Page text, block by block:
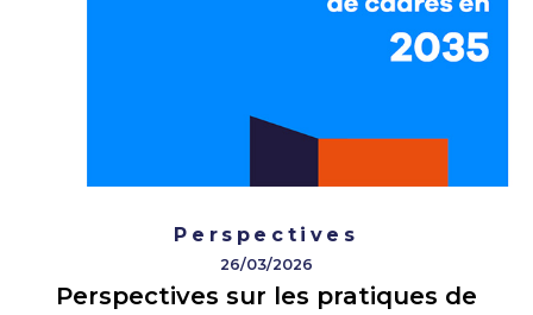
Perspectives
26/03/2026
Perspectives sur les pratiques de